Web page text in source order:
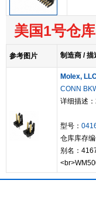
美国1号仓库
参考图片 制造商 / 描
Molex,
CONN
详细描述
型号：
仓库库存编
别名：